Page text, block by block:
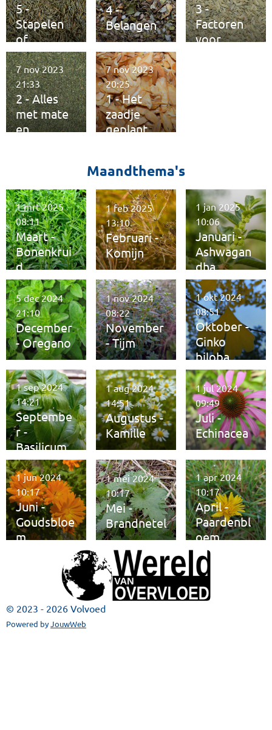
5 -
Stapelen
of
verzamele
n
4 -
Belangen
3 -
Factoren
voor
2 - Alles
met mate
en
7 nov 2023
21:33
1 - Het
zaadje
geplant
7 nov 2023
20:25
Maandthema's
Maart -
Bonenkrui
d
1 mrt 2025
08:11
Februari -
Komijn
1 feb 2025
13:10
Januari -
Ashwagan
dha
1 jan 2025
10:06
December
- Oregano
5 dec 2024
21:10
November
- Tijm
1 nov 2024
08:22
Oktober -
Ginko
biloba
1 okt 2024
08:51
Septembe
r -
Basilicum
1 sep 2024
14:21
Augustus -
Kamille
1 aug 2024
14:51
Juli -
Echinacea
1 jul 2024
09:49
Juni -
Goudsbloe
m
1 jun 2024
10:17
Mei -
Brandnetel
1 mei 2024
10:17
April -
Paardenbl
oem
1 apr 2024
10:17
© 2023 - 2026 Volvoed
Powered byJouwWeb